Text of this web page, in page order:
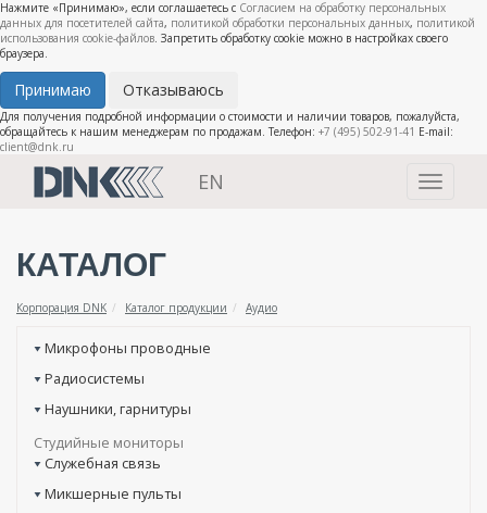
Нажмите «Принимаю», если соглашаетесь с Согласием на обработку персональных
данных для посетителей сайта, политикой обработки персональных данных, политикой
использования cookie-файлов. Запретить обработку cookie можно в настройках своего
браузера.
Принимаю Отказываюсь
Для получения подробной информации о стоимости и наличии товаров, пожалуйста,
обращайтесь к нашим менеджерам по продажам. Телефон: +7 (495) 502-91-41 E-mail:
client@dnk.ru
Toggle
EN
КАТАЛОГ
Корпорация DNK Каталог продукции Аудио
Микрофоны проводные
Радиосистемы
Наушники, гарнитуры
Студийные мониторы
Служебная связь
Микшерные пульты